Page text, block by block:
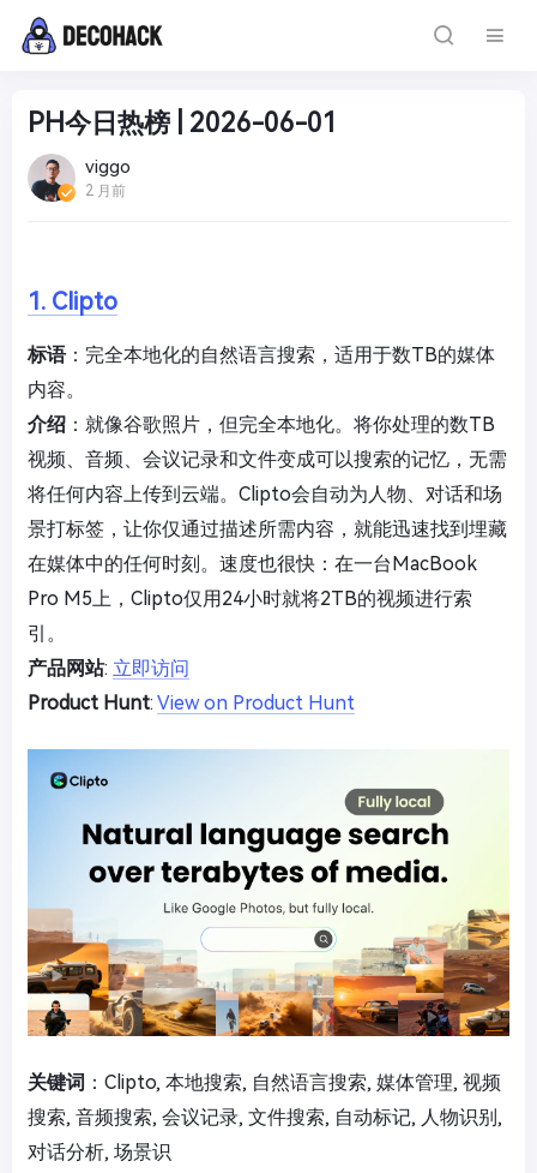
PH今日热榜 | 2026-06-01
viggo
2 月前
1. Clipto
标语：完全本地化的自然语言搜索，适用于数TB的媒体
内容。
介绍 ：就像谷歌照片，但完全本地化。将你处理的数TB
视频、音频、会议记录和文件变成可以搜索的记忆，无需
将任何内容上传到云端。Clipto会自动为人物、对话和场
景打标签，让你仅通过描述所需内容，就能迅速找到埋藏
在媒体中的任何时刻。速度也很快：在一台MacBook
Pro M5上，Clipto仅用24小时就将2TB的视频进行索
引。
产品网站: 立即访问
Product Hunt: View on Product Hunt
关键词 ：Clipto, 本地搜索, 自然语言搜索, 媒体管理, 视频
搜索, 音频搜索, 会议记录, 文件搜索, 自动标记, 人物识别,
对话分析, 场景识